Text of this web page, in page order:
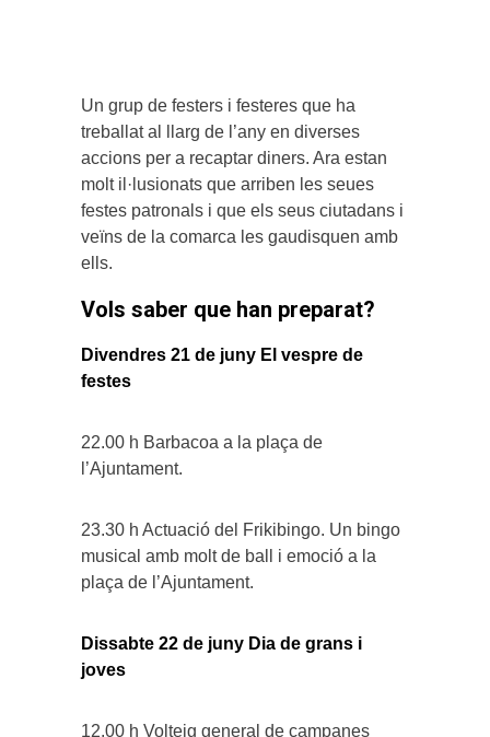
Un grup de festers i festeres que ha
treballat al llarg de l’any en diverses
accions per a recaptar diners. Ara estan
molt il·lusionats que arriben les seues
festes patronals i que els seus ciutadans i
veïns de la comarca les gaudisquen amb
ells.
Vols saber que han preparat?
Divendres 21 de juny El vespre de
festes
22.00 h Barbacoa a la plaça de
l’Ajuntament.
23.30 h Actuació del Frikibingo. Un bingo
musical amb molt de ball i emoció a la
plaça de l’Ajuntament.
Dissabte 22 de juny Dia de grans i
joves
12.00 h Volteig general de campanes